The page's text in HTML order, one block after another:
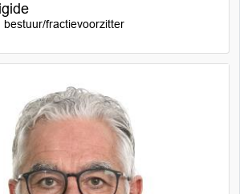
bestuur/fractievoorzitter